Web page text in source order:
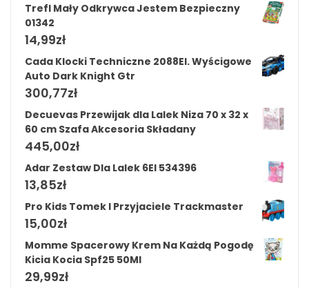
Trefl Mały Odkrywca Jestem Bezpieczny
01342
14,99zł
Cada Klocki Techniczne 2088El. Wyścigowe
Auto Dark Knight Gtr
300,77zł
Decuevas Przewijak dla Lalek Niza 70 x 32 x
60 cm Szafa Akcesoria Składany
445,00zł
Adar Zestaw Dla Lalek 6El 534396
13,85zł
Pro Kids Tomek I Przyjaciele Trackmaster
15,00zł
Momme Spacerowy Krem Na Każdą Pogodę
Kicia Kocia Spf25 50Ml
29,99zł